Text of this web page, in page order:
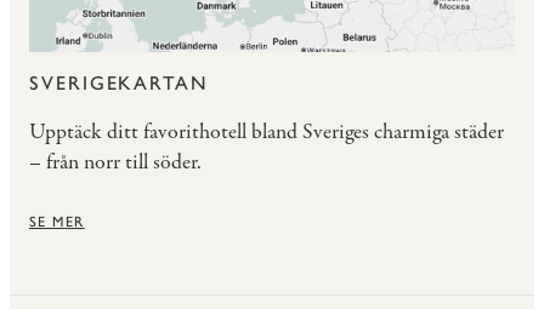
SVERIGEKARTAN
Upptäck ditt favorithotell bland Sveriges charmiga städer
– från norr till söder.
SE MER